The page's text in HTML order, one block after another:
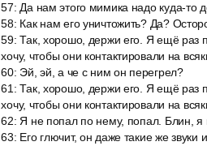
57: Да нам этого мимика надо куда-то
58: Как нам его уничтожить? Да?
59:Так, хорошо, держи его. Я ещё раз
хочу, чтобы они контактировали на
60: Эй, эй, а че с ним он перегрел?
61 :Так, хорошо, держи его. Я ещё раз
хочу, чтобы они контактировали на
62: Я не попал по нему, попал. Блин, я
63: Его глючит, он даже такие же звуки